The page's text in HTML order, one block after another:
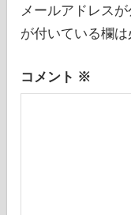
ョ
メールアドレス
が付いている欄
コメント ※